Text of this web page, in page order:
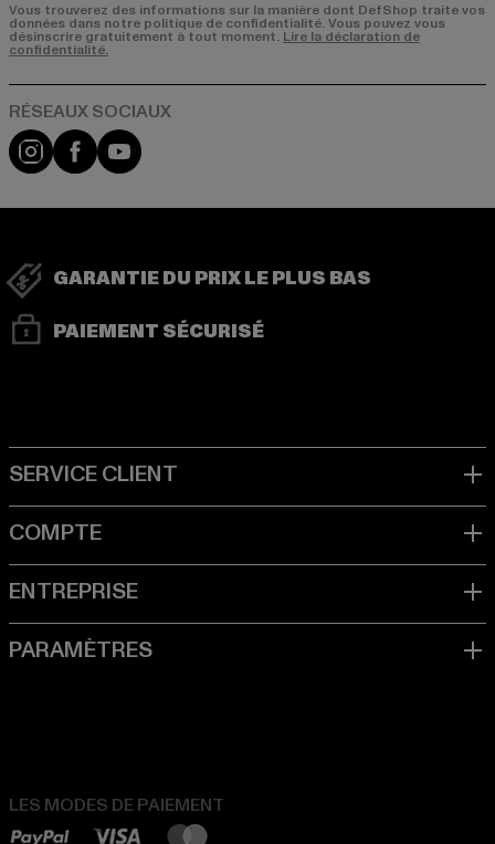
Vous trouverez des informations sur la manière dont DefShop traite vos
données dans notre politique de confidentialité. Vous pouvez vous
désinscrire gratuitement à tout moment. Lire la déclaration de
confidentialité.
Visit our Instagram page:
Visit our Facebook page:
Visit our YouTube channel:
GARANTIE DU PRIX LE PLUS BAS
PAIEMENT SÉCURISÉ
LES MODES DE PAIEMENT